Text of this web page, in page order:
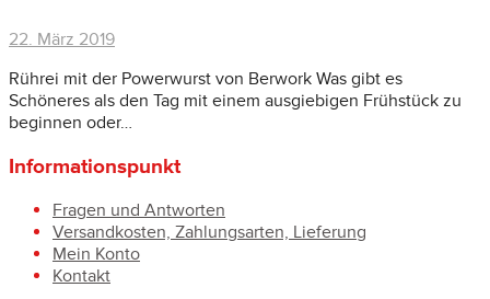
22. März 2019
Rührei mit der Powerwurst von Berwork Was gibt es
Schöneres als den Tag mit einem ausgiebigen Frühstück zu
beginnen oder…
Informationspunkt
Fragen und Antworten
Versandkosten, Zahlungsarten, Lieferung
Mein Konto
Kontakt